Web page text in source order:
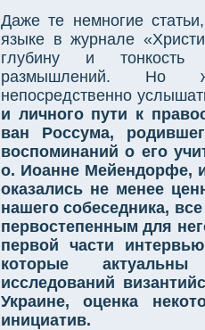
Даже те немногие
языке в журнале
глубину и тонкость
размышлений. Но
непосредственно
и личного пути к
ван Россума,
воспоминаний о его
о. Иоанне Мейендорфе,
оказались не менее
нашего собеседника,
первостепенным для
первой части
которые
исследований
Украине, оценка
инициатив.